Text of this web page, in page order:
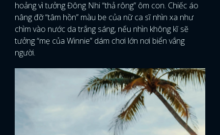
hoảng vì tưởng Đông Nhi “thả rông” ôm con. Chiếc áo
nâng đỡ “tâm hồn” màu be của nữ ca sĩ nhìn xa như
chìm vào nước da trắng sáng, nếu nhìn không kĩ sẽ
tưởng “mẹ của Winnie” dám chơi lớn nơi biển vắng
người.